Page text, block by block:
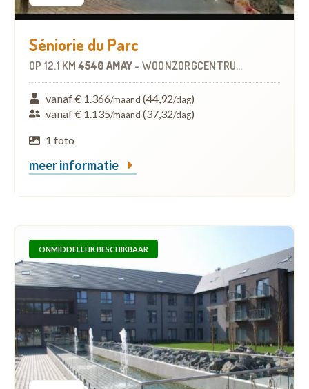
Séniorie du Parc
OP 12.1 KM 4540 AMAY - WOONZORGCENTRUM (WZC)
vanaf € 1.366/maand (44,92/dag)
vanaf € 1.135/maand (37,32/dag)
1 foto
meer informatie
ONMIDDELLIJK BESCHIKBAAR